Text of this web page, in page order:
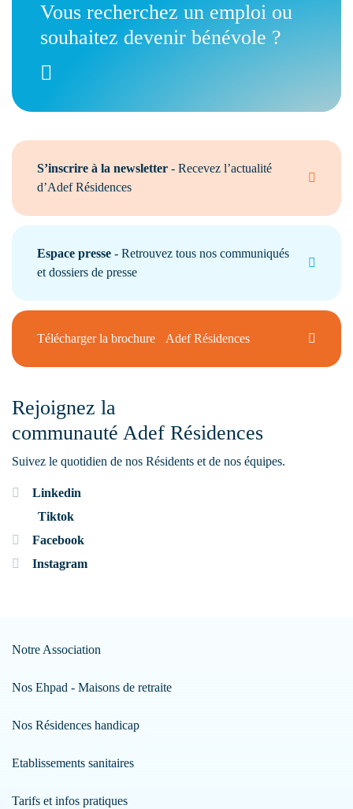
Vous recherchez un emploi ou
souhaitez devenir bénévole ?
S’inscrire à la newsletter - Recevez l’actualité
d’Adef Résidences
Espace presse - Retrouvez tous nos communiqués
et dossiers de presse
Télécharger la brochure Adef Résidences
Rejoignez la
communauté Adef Résidences
Suivez le quotidien de nos Résidents et de nos équipes.
Linkedin
Tiktok
Facebook
Instagram
Notre Association
Nos Ehpad - Maisons de retraite
Nos Résidences handicap
Etablissements sanitaires
Tarifs et infos pratiques